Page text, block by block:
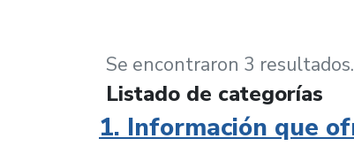
Se encontraron 3 resultados.
Listado de categorías
1. Información que